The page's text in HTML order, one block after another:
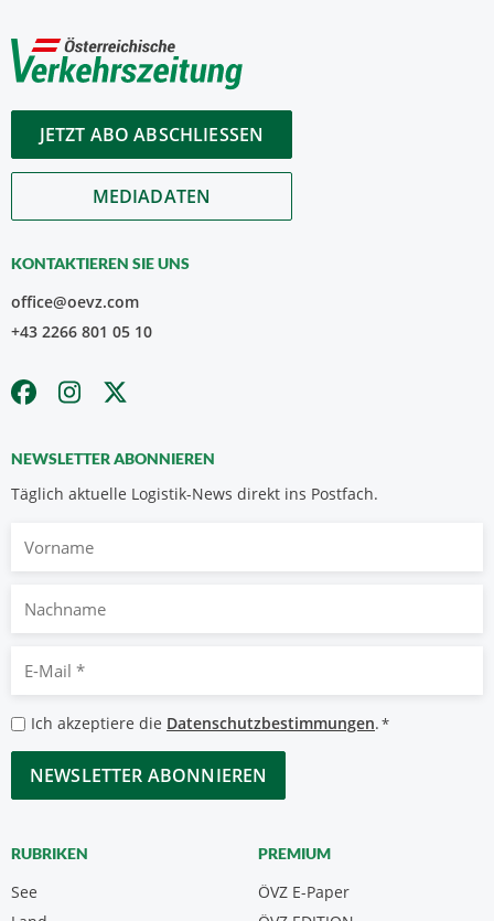
JETZT ABO ABSCHLIESSEN
MEDIADATEN
KONTAKTIEREN SIE UNS
office@oevz.com
+43 2266 801 05 10
NEWSLETTER ABONNIEREN
Täglich aktuelle Logistik-News direkt ins Postfach.
Nachname
Mail
*
Datenschutzbestimmungen
*
Ich akzeptiere die Datenschutzbestimmungen.*
CAPTCHA
RUBRIKEN
See
PREMIUM
ÖVZ E-Paper